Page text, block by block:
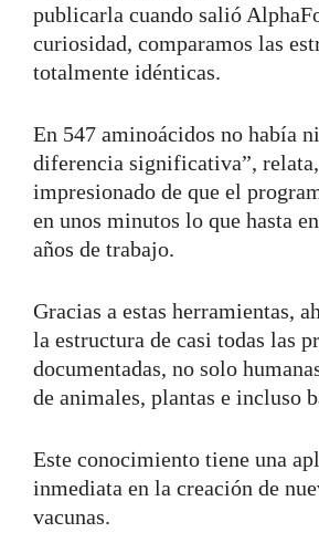
publicarla cuando salió
curiosidad, comparamos las
totalmente idénticas.
En 547 aminoácidos no había
diferencia significativa”,
impresionado de que el
en unos minutos lo que hasta
años de trabajo.
Gracias a estas herramientas,
la estructura de casi todas las
documentadas, no solo
de animales, plantas e incluso
Este conocimiento tiene una
inmediata en la creación de
vacunas.